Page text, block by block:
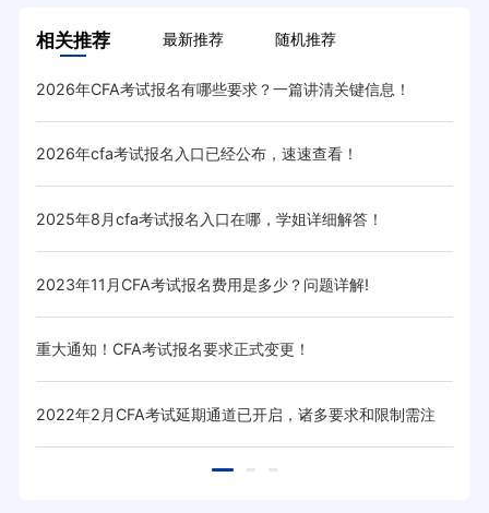
相关推荐 最新推荐 随机推荐
2026年CFA考试报名有哪些要求？一篇讲清关键信息！
2026年cfa考试报名入口已经公布，速速查看！
2025年8月cfa考试报名入口在哪，学姐详细解答！
2023年11月CFA考试报名费用是多少？问题详解!
重大通知！CFA考试报名要求正式变更！
2022年2月CFA考试延期通道已开启，诸多要求和限制需注